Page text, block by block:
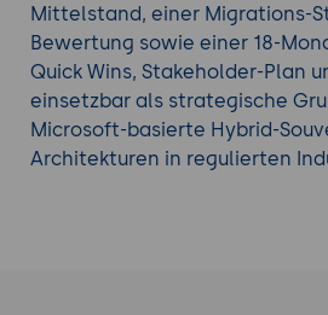
Mittelstand, einer Migrations-
Bewertung sowie einer 18-
Quick Wins, Stakeholder-Plan
einsetzbar als strategische
Microsoft-basierte Hybrid-
Architekturen in regulierten